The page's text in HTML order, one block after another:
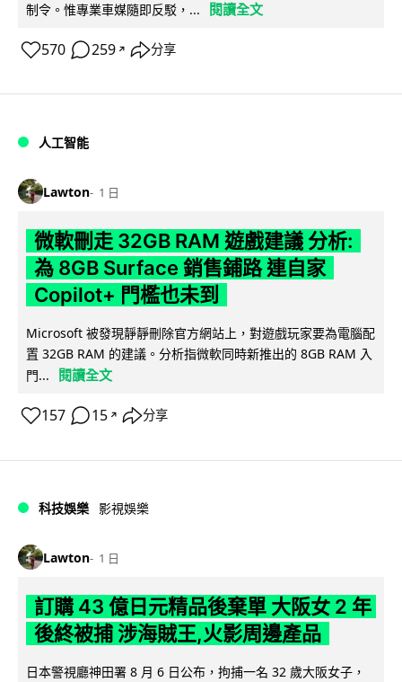
制令。惟專業車媒隨即反駁，... 閱讀全文
570 259 ↗ 分享
人工智能
Lawton 1 日
微軟刪走 32GB RAM 遊戲建議 分析:
為 8GB Surface 銷售鋪路 連自家
Copilot+ 門檻也未到
Microsoft 被發現靜靜刪除官方網站上，對遊戲玩家要為電腦配
置 32GB RAM 的建議。分析指微軟同時新推出的 8GB RAM 入
門...
閱讀全文
157 15 ↗ 分享
科技娛樂 影視娛樂
Lawton 1 日
訂購 43 億日元精品後棄單 大阪女 2 年
後終被捕 涉海賊王,火影周邊產品
日本警視廳神田署 8 月 6 日公布，拘捕一名 32 歲大阪女子，